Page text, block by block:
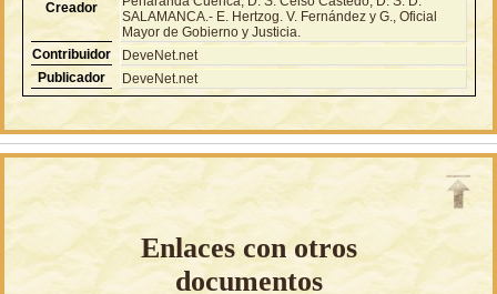
Creador
SALAMANCA.- E. Hertzog. V. Fernández y G., Oficial
Mayor de Gobierno y Justicia.
Contribuidor
DeveNet.net
Publicador
DeveNet.net
Enlaces con otros
documentos